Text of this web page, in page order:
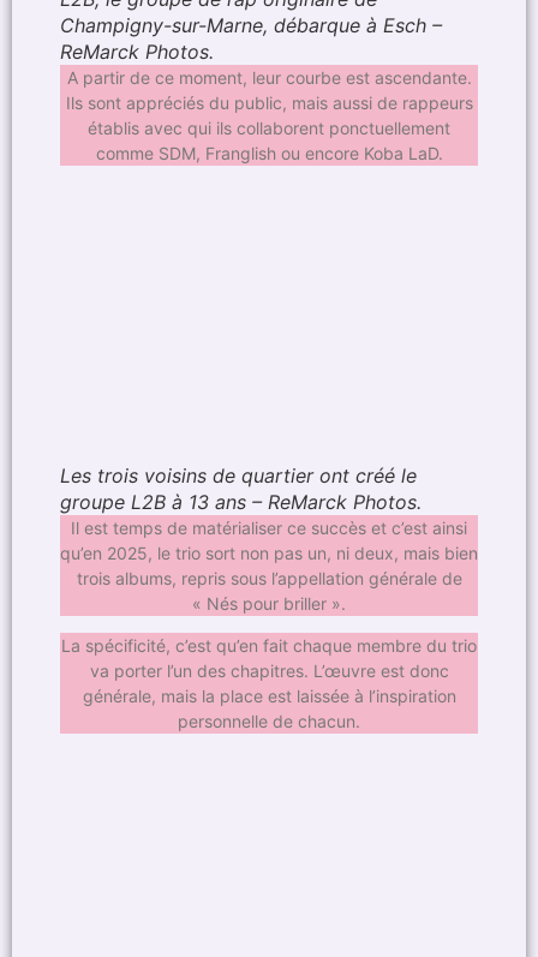
Champigny-sur-Marne, débarque à Esch –
ReMarck Photos.
A partir de ce moment, leur courbe est ascendante.
Ils sont appréciés du public, mais aussi de rappeurs
établis avec qui ils collaborent ponctuellement
comme SDM, Franglish ou encore Koba LaD.
Les trois voisins de quartier ont créé le
groupe L2B à 13 ans – ReMarck Photos.
Il est temps de matérialiser ce succès et c’est ainsi
qu’en 2025, le trio sort non pas un, ni deux, mais bien
trois albums, repris sous l’appellation générale de
« Nés pour briller ».
La spécificité, c’est qu’en fait chaque membre du trio
va porter l’un des chapitres. L’œuvre est donc
générale, mais la place est laissée à l’inspiration
personnelle de chacun.